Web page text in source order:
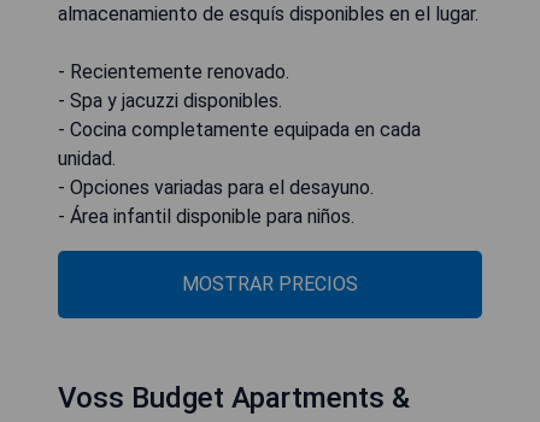
almacenamiento de esquís disponibles en el lugar.
- Recientemente renovado.
- Spa y jacuzzi disponibles.
- Cocina completamente equipada en cada
unidad.
- Opciones variadas para el desayuno.
- Área infantil disponible para niños.
MOSTRAR PRECIOS
Voss Budget Apartments &